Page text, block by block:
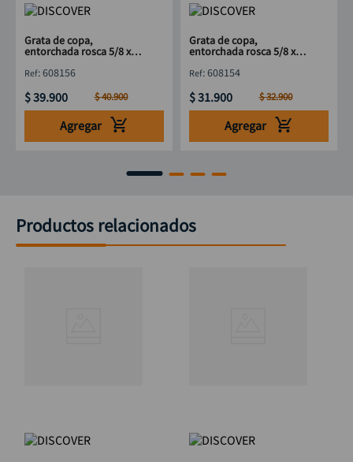
Grata de copa,
entorchada rosca 5/8 x
:608156
$39.900 $40.900
Agregar
Grata de copa,
entorchada rosca 5/8 x
:608154
$31.900 $32.900
Agregar
Productos relacionados